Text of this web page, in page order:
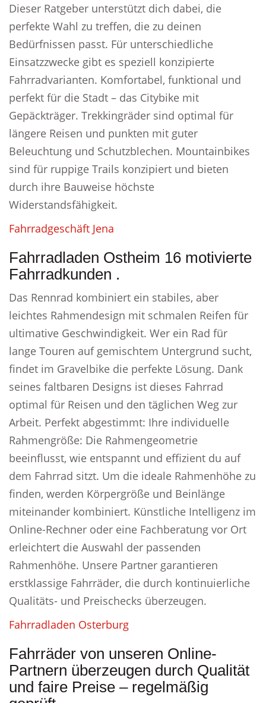
Dieser Ratgeber unterstützt dich dabei, die
perfekte Wahl zu treffen, die zu deinen
Bedürfnissen passt. Für unterschiedliche
Einsatzzwecke gibt es speziell konzipierte
Fahrradvarianten. Komfortabel, funktional und
perfekt für die Stadt – das Citybike mit
Gepäckträger. Trekkingräder sind optimal für
längere Reisen und punkten mit guter
Beleuchtung und Schutzblechen. Mountainbikes
sind für ruppige Trails konzipiert und bieten
durch ihre Bauweise höchste
Widerstandsfähigkeit.
Fahrradgeschäft Jena
Fahrradladen Ostheim 16 motivierte
Fahrradkunden .
Das Rennrad kombiniert ein stabiles, aber
leichtes Rahmendesign mit schmalen Reifen für
ultimative Geschwindigkeit. Wer ein Rad für
lange Touren auf gemischtem Untergrund sucht,
findet im Gravelbike die perfekte Lösung. Dank
seines faltbaren Designs ist dieses Fahrrad
optimal für Reisen und den täglichen Weg zur
Arbeit. Perfekt abgestimmt: Ihre individuelle
Rahmengröße: Die Rahmengeometrie
beeinflusst, wie entspannt und effizient du auf
dem Fahrrad sitzt. Um die ideale Rahmenhöhe zu
finden, werden Körpergröße und Beinlänge
miteinander kombiniert. Künstliche Intelligenz im
Online-Rechner oder eine Fachberatung vor Ort
erleichtert die Auswahl der passenden
Rahmenhöhe. Unsere Partner garantieren
erstklassige Fahrräder, die durch kontinuierliche
Qualitäts- und Preischecks überzeugen.
Fahrradladen Osterburg
Fahrräder von unseren Online-
Partnern überzeugen durch Qualität
und faire Preise – regelmäßig